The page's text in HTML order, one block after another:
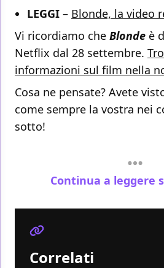
LEGGI – Blonde, la video
Vi ricordiamo che Blonde è
Netflix dal 28 settembre.
informazioni sul film nella
Cosa ne pensate? Avete
come sempre la vostra nei
sotto!
Continua a leggere
Correlati